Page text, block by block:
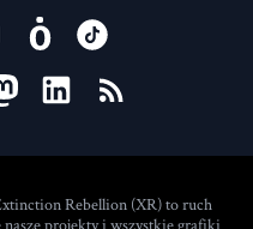
ON
Rebellion (XR) to ruch
projekty i wszystkie grafiki